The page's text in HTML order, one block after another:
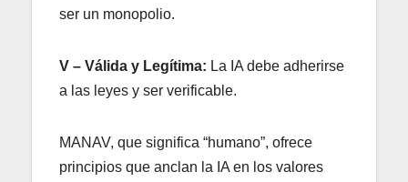
ser un monopolio.
V – Válida y Legítima: La IA debe adherirse
a las leyes y ser verificable.
MANAV, que significa “humano”, ofrece
principios que anclan la IA en los valores